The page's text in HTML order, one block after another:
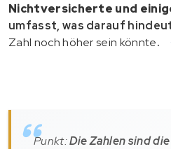
Nichtversicherte und
umfasst, was darauf
Zahl noch höher sein könnte.
Punkt:Die Zahlen sind